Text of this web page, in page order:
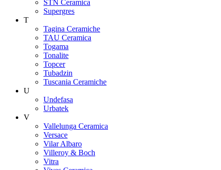
STN Ceramica
Supergres
T
Tagina Ceramiche
TAU Ceramica
Togama
Tonalite
Topcer
Tubadzin
Tuscania Ceramiche
U
Undefasa
Urbatek
V
Vallelunga Ceramica
Versace
Vilar Albaro
Villeroy & Boch
Vitra